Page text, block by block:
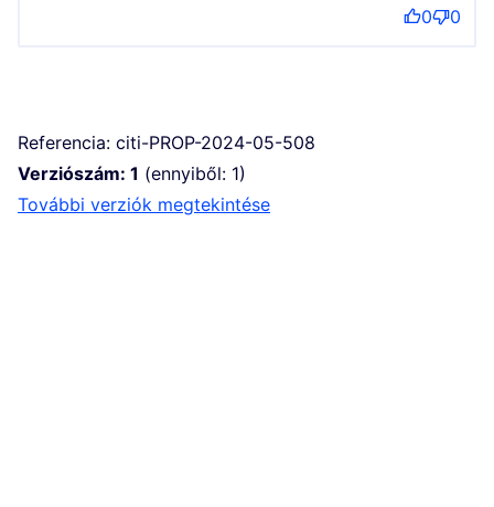
0 0
Referencia: citi-PROP-2024-05-508
Verziószám: 1 (ennyiből: 1)
további verziók megtekintése